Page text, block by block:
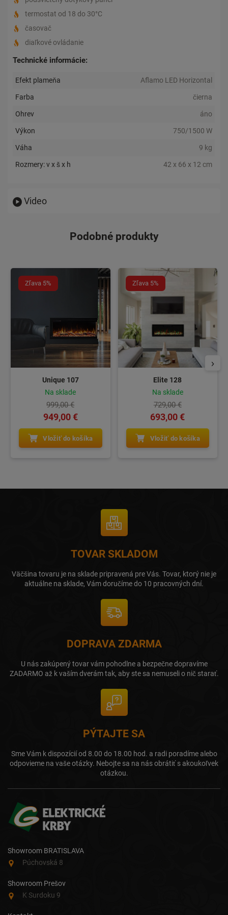
termostat od 18 do 30°C
časovač
diaľkové ovládanie
Technické informácie:
Efekt plameňa Aflamo LED Horizontal
Farba čierna
Ohrev áno
Výkon 750/1500 W
Váha 9 kg
Rozmery: v x š x h 42 x 66 x 12 cm
Video
Podobné produkty
Zľava 5%
Unique 107
Na sklade
999,00 €
949,00 €
Vložiť do košíka
Zľava 5%
Elite 128
Na sklade
729,00 €
693,00 €
Vložiť do košíka
TOVAR SKLADOM
Väčšina tovaru je na sklade pripravená pre Vás. Tovar, ktorý nie je
aktuálne na sklade, Vám doručíme do 10 pracovných dní.
DOPRAVA ZDARMA
U nás zakúpený tovar vám pohodlne a bezpečne dopravíme
ZADARMO až k vaším dverám tak, aby ste sa nemuseli o nič starať.
PÝTAJTE SA
Sme Vám k dispozícií od 8.00 do 18.00 hod. a radi poradíme alebo
odpovieme na vaše otázky. Nebojte sa na nás obrátiť s akoukoľvek
otázkou.
Showroom BRATISLAVA
Púchovská 8
Showroom Prešov
K Surdoku 9